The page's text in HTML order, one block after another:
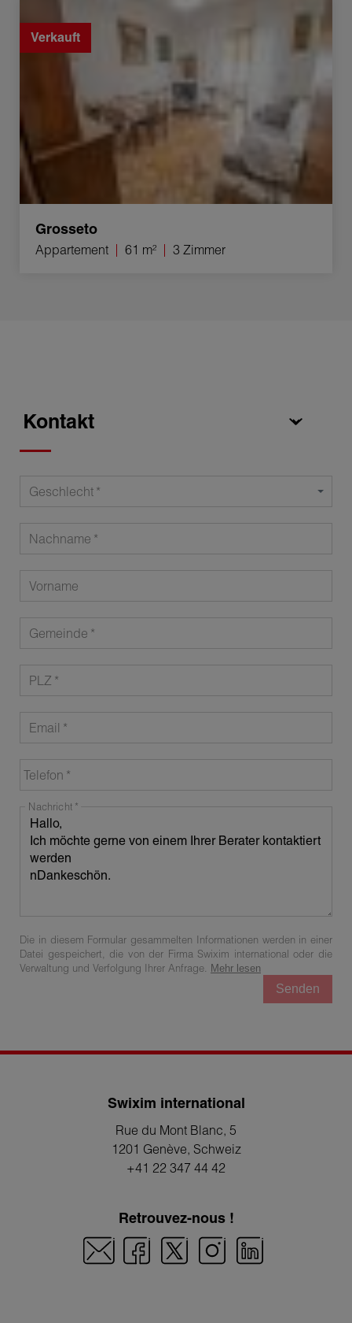
Verkauf Appartement Grosseto 3 Zimmer 61 m²
Verkauft
Grosseto
Appartement 61 m² 3 Zimmer
Geschlecht
Nachname
Vorname
Gemeinde
PLZ
Email
Telefon
Nachricht
Die in diesem Formular gesammelten Informationen werden in einer
Datei gespeichert, die von der Firma Swixim international oder die
Verwaltung und Verfolgung Ihrer Anfrage. Mehr lesen
Senden
Swixim international
Rue du Mont Blanc, 5
1201 Genève, Schweiz
+41 22 347 44 42
Retrouvez-nous !